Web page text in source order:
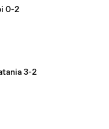
0-2
3-2